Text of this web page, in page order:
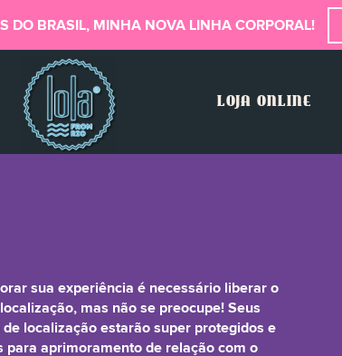
DO BRASIL, MINHA NOVA LINHA CORPORAL!
LOJA ONLINE
(L-Serine)
sua experiência é necessário liberar o
mas não se preocupe! Seus
localização estarão super protegidos e
para aprimoramento de relação com o